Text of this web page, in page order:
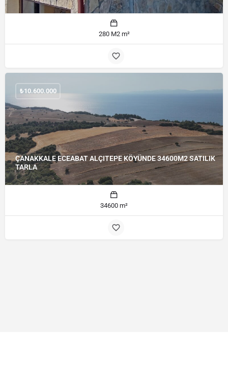
280 M2 m²
ÇANAKKALE ECEABAT ALÇITEPE KÖYÜNDE 34600M2 SATILIK
TARLA
₺10.600.000
34600 m²